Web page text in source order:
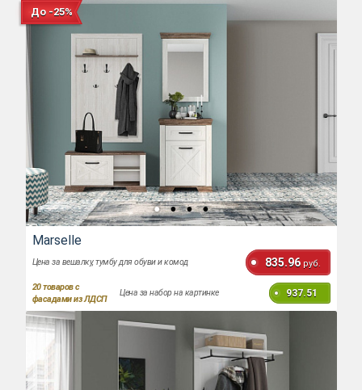
До -25%
Marselle
Цена за вешалку, тумбу для обуви и комод 835.96 руб.
20товаров с
фасадами из ЛДСП
Цена за набор на картинке 937.51